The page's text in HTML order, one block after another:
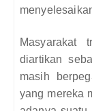
Masyarakat
diartikan
masih
yang mereka